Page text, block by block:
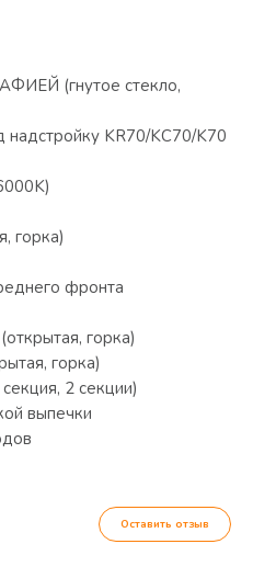
(гнутое стекло,
KR70/KC70/K70
горка)
фронта
горка)
горка)
2 секции)
выпечки
Оставить отзыв